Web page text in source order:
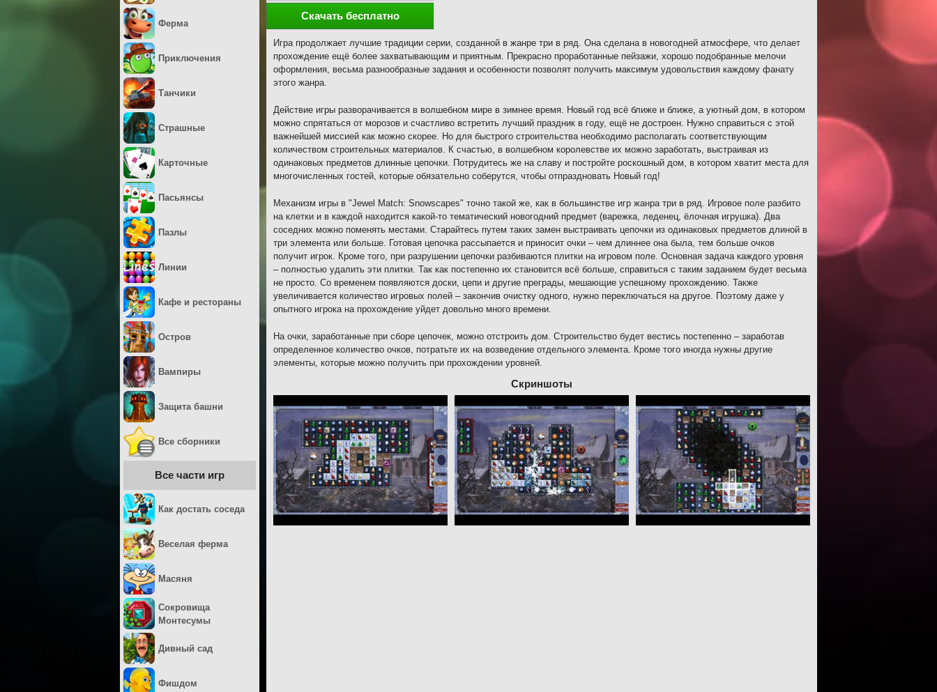
Скачать бесплатно
Игра продолжает лучшие традиции серии, созданной в жанре три в ряд. Она сделана в новогодней атмосфере, что делает
прохождение ещё более захватывающим и приятным. Прекрасно проработанные пейзажи, хорошо подобранные мелочи
оформления, весьма разнообразные задания и особенности позволят получить максимум удовольствия каждому фанату
этого жанра.
Действие игры разворачивается в волшебном мире в зимнее время. Новый год всё ближе и ближе, а уютный дом, в котором
можно спрятаться от морозов и счастливо встретить лучший праздник в году, ещё не достроен. Нужно справиться с этой
важнейшей миссией как можно скорее. Но для быстрого строительства необходимо располагать соответствующим
количеством строительных материалов. К счастью, в волшебном королевстве их можно заработать, выстраивая из
одинаковых предметов длинные цепочки. Потрудитесь же на славу и постройте роскошный дом, в котором хватит места для
многочисленных гостей, которые обязательно соберутся, чтобы отпраздновать Новый год!
Механизм игры в "Jewel Match: Snowscapes" точно такой же, как в большинстве игр жанра три в ряд. Игровое поле разбито
на клетки и в каждой находится какой-то тематический новогодний предмет (варежка, леденец, ёлочная игрушка). Два
соседних можно поменять местами. Старайтесь путем таких замен выстраивать цепочки из одинаковых предметов длиной в
три элемента или больше. Готовая цепочка рассыпается и приносит очки – чем длиннее она была, тем больше очков
получит игрок. Кроме того, при разрушении цепочки разбиваются плитки на игровом поле. Основная задача каждого уровня
– полностью удалить эти плитки. Так как постепенно их становится всё больше, справиться с таким заданием будет весьма
не просто. Со временем появляются доски, цепи и другие преграды, мешающие успешному прохождению. Также
увеличивается количество игровых полей – закончив очистку одного, нужно переключаться на другое. Поэтому даже у
опытного игрока на прохождение уйдет довольно много времени.
На очки, заработанные при сборе цепочек, можно отстроить дом. Строительство будет вестись постепенно – заработав
определенное количество очков, потратьте их на возведение отдельного элемента. Кроме того иногда нужны другие
элементы, которые можно получить при прохождении уровней.
Скриншоты
Ферма
Приключения
Танчики
Страшные
Карточные
Пасьянсы
Пазлы
Линии
Кафе и рестораны
Остров
Вампиры
Защита башни
Все сборники
Все части игр
Как достать соседа
Веселая ферма
Масяня
Сокровища
Монтесумы
Дивный сад
Фишдом